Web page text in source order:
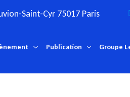
Saint-Cyr 75017 Paris
Publication Groupe